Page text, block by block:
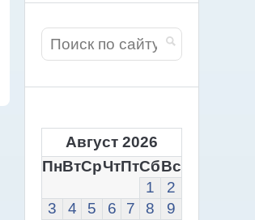
Август 2026
ПнВтСрЧтПтСбВс
1
2
3
4 5 6 7 8
9